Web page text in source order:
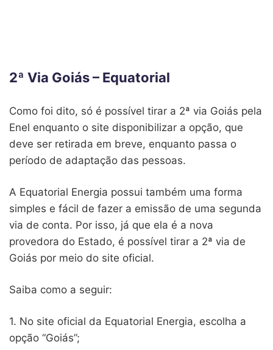
2ª Via Goiás – Equatorial
Como foi dito, só é possível tirar a 2ª via Goiás pela
Enel enquanto o site disponibilizar a opção, que
deve ser retirada em breve, enquanto passa o
período de adaptação das pessoas.
A Equatorial Energia possui também uma forma
simples e fácil de fazer a emissão de uma segunda
via de conta. Por isso, já que ela é a nova
provedora do Estado, é possível tirar a 2ª via de
Goiás por meio do site oficial.
Saiba como a seguir:
1. No site oficial da Equatorial Energia, escolha a
opção “Goiás”;